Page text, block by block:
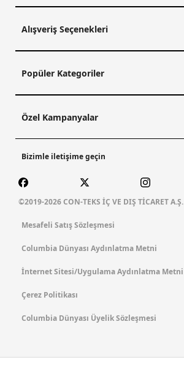
Alışveriş Seçenekleri
Popüler Kategoriler
Özel Kampanyalar
Bizimle iletişime geçin
©2019-2026 CON-TEKS İÇ VE DIŞ TİCARET A.Ş.
Mesafeli Satış Sözleşmesi
Columbia Dünyası Aydınlatma Metni
İnternet Sitesi/Uygulama Aydınlatma Metni
Çerez Politikası
Columbia Dünyası Üyelik Sözleşmesi